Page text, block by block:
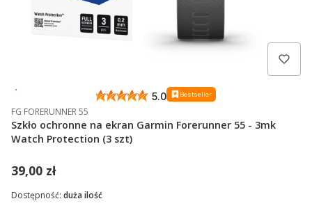
5.0 Bestseller
FG FORERUNNER 55
Szkło ochronne na ekran Garmin Forerunner 55 - 3mk
Watch Protection (3 szt)
39,00 zł
Dostępność: duża ilość